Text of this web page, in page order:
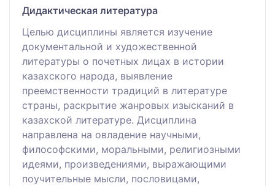
Дидактическая литература
Целью дисциплины является изучение
документальной и художественной
литературы о почетных лицах в истории
казахского народа, выявление
преемственности традиций в литературе
страны, раскрытие жанровых изысканий в
казахской литературе. Дисциплина
направлена на овладение научными,
философскими, моральными, религиозными
идеями, произведениями, выражающими
поучительные мысли, пословицами,